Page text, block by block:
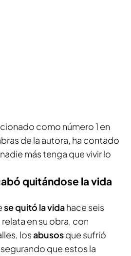
como número 1 en
de la autora, ha contado
más tenga que vivir lo
quitándose la vida
se quitó la vidahace seis
relata en su obra, con
losabusosque sufrió
que estos la